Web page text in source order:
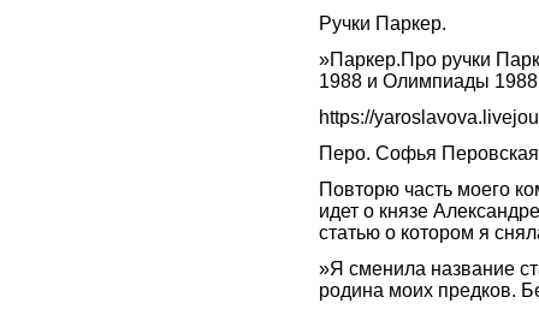
Ручки Паркер.
»Паркер.Про ручки
1988 и Олимпиады
https://
Перо. Софья
Повторю часть моего
идет о князе
статью о котором я
»Я сменила название
родина моих предков.